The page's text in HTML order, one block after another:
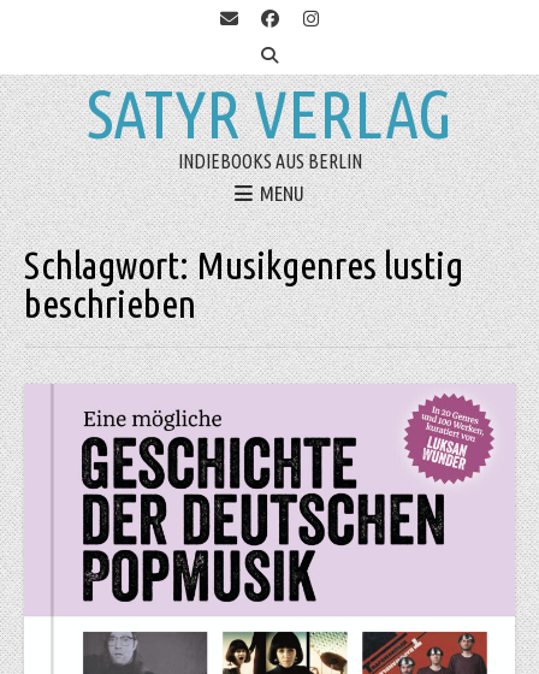
SATYR VERLAG
INDIEBOOKS AUS BERLIN
MENU
Schlagwort:Musikgenres lustig
beschrieben